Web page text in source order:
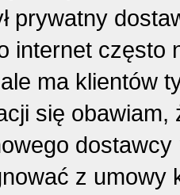
prywatny
internet często
ma klientów
się
z umowy